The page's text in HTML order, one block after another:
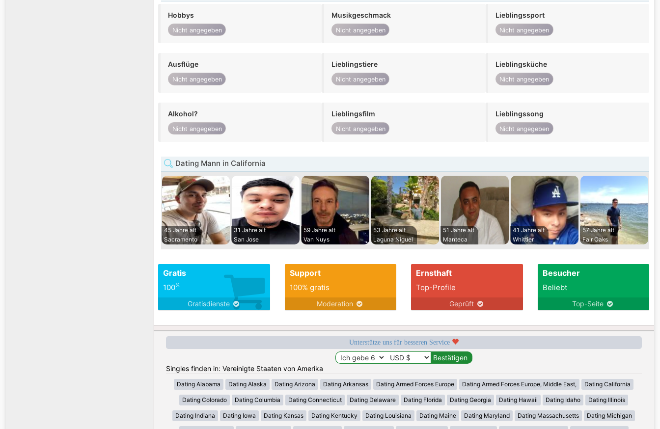
Hobbys
Nicht angegeben
Musikgeschmack
Nicht angegeben
Lieblingssport
Nicht angegeben
Ausflüge
Nicht angegeben
Lieblingstiere
Nicht angegeben
Lieblingsküche
Nicht angegeben
Alkohol?
Nicht angegeben
Lieblingsfilm
Nicht angegeben
Lieblingssong
Nicht angegeben
Dating Mann in California
45 Jahre alt
Sacramento
31 Jahre alt
San Jose
59 Jahre alt
Van Nuys
53 Jahre alt
Laguna Niguel
51 Jahre alt
Manteca
41 Jahre alt
Whittier
57 Jahre alt
Fair Oaks
Gratis
100%
Gratisdienste
Support
100% gratis
Moderation
Ernsthaft
Top-Profile
Geprüft
Besucher
Beliebt
Top-Seite
Unterstütze uns für besseren Service
Singles finden in: Vereinigte Staaten von Amerika
Dating Alabama Dating Alaska Dating Arizona Dating Arkansas Dating Armed Forces Europe Dating Armed Forces Europe, Middle East, Dating California
Dating Colorado Dating Columbia Dating Connecticut Dating Delaware Dating Florida Dating Georgia Dating Hawaii Dating Idaho Dating Illinois
Dating Indiana Dating Iowa Dating Kansas Dating Kentucky Dating Louisiana Dating Maine Dating Maryland Dating Massachusetts Dating Michigan